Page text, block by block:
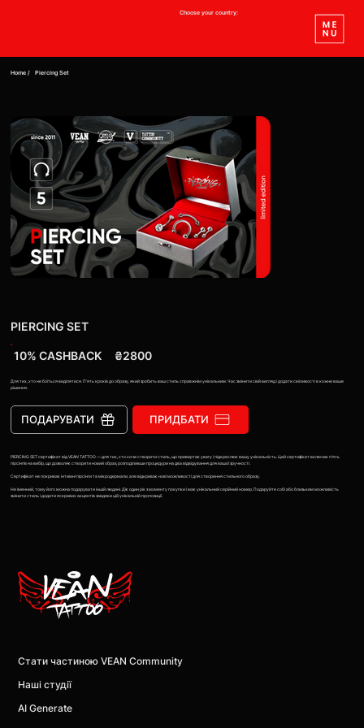
Choose your country:
Home / Piercing Set
PIERCING SET
10% CASHBACK ₴2800
Для тих, хто не боїться виділятися. П’ять кроків до образу, який зробить ваш стиль справжнім унікальним. Час змінити свій вигляд і додати сміливості в кожне ваше
рішення.
ПОДАРУВАТИ ПРИДБАТИ
PIERCING SET сертифікат від VEAN TATTOO — для тих, хто хоче створити стиль, що привертає увагу і підкреслює вашу унікальність. Цей сертифікат включає п’ять
пірсінгів на вибір, що дозволяє створити новий образ, розподіливши процедури на два відвідування для вашої зручності.
Сертифікат не покриває інтимні пірсінги та мікродермали, але відкриває нові можливості для створення стильного образу.
Не іменний, тому його можна подарувати іншій людині. Діє один рік з моменту покупки і має унікальний серійний номер. Подаруйте собі або близьким можливість
змінити стиль і додати яскравих акцентів завдяки цій унікальній пропозиції.
Стати частиною VEAN Community
Наші студії
AI Generate